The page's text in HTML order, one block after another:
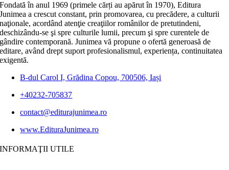
Fondată în anul 1969 (primele cărți au apărut în 1970), Editura
Junimea a crescut constant, prin promovarea, cu precădere, a culturii
naţionale, acordând atenţie creaţiilor românilor de pretutindeni,
deschizându-se şi spre culturile lumii, precum şi spre curentele de
gândire contemporană. Junimea vă propune o ofertă generoasă de
editare, având drept suport profesionalismul, experiența, continuitatea
exigentă.
B-dul Carol I, Grădina Copou, 700506, Iași
+40232-705837
contact@editurajunimea.ro
www.EdituraJunimea.ro
INFORMAŢII UTILE